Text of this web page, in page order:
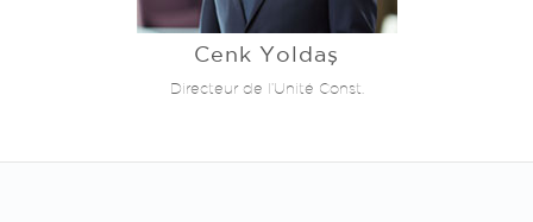
Cenk Yoldaş
Directeur de l’Unité Const.